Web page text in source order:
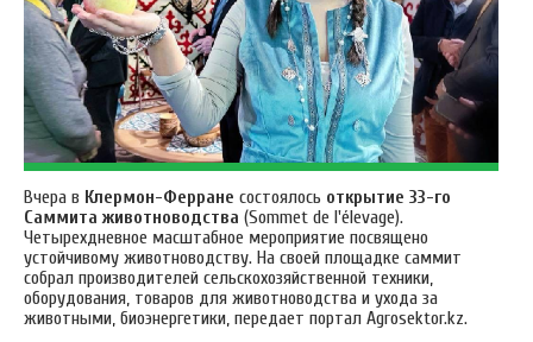
Вчера в Клермон-Ферране состоялось открытие 33-го
Саммита животноводства (Sommet de l'élevage).
Четырехдневное масштабное мероприятие посвящено
устойчивому животноводству. На своей площадке саммит
собрал производителей сельскохозяйственной техники,
оборудования, товаров для животноводства и ухода за
животными, биоэнергетики, передает портал Аgrosektor.kz.